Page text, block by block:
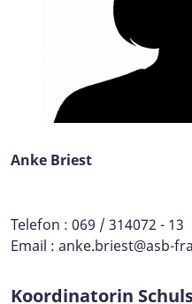
Anke Briest
Telefon : 069 / 314072 - 13
Email : anke.briest@asb-
Koordinatorin